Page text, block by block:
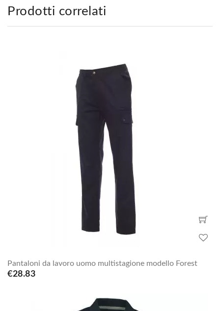
Prodotti correlati
Pantaloni da lavoro uomo multistagione modello Forest
€28.83